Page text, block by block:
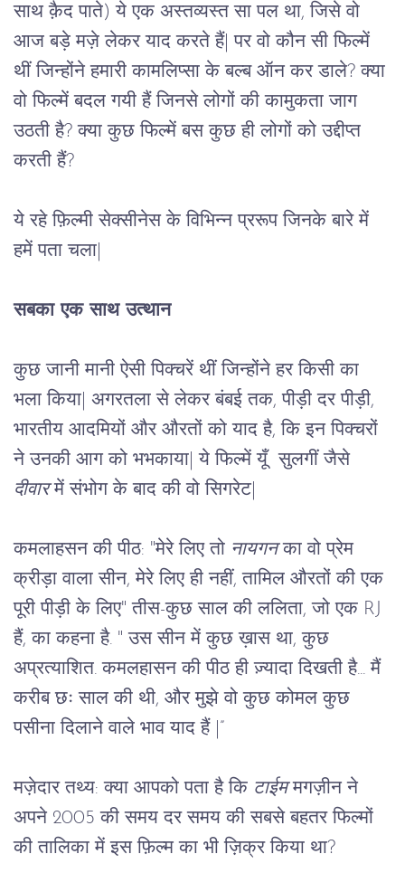
साथ क़ैद पाते) ये एक अस्तव्यस्त सा पल था, जिसे वो
आज बड़े मज़े लेकर याद करते हैं| पर वो कौन सी फिल्में
थीं जिन्होंने हमारी कामलिप्सा के बल्ब ऑन कर डाले? क्या
वो फिल्में बदल गयी हैं जिनसे लोगों की कामुकता जाग
उठती है? क्या कुछ फिल्में बस कुछ ही लोगों को उद्दीप्त
करती हैं?
ये रहे फ़िल्मी सेक्सीनेस के विभिन्न प्ररूप जिनके बारे में
हमें पता चला
सबका एक साथ उत्थान
कुछ जानी मानी ऐसी पिक्चरें थीं जिन्होंने हर किसी का
भला किया अगरतला से लेकर बंबई तक, पीड़ी दर पीड़ी,
भारतीय आदमियों और औरतों को याद है, कि इन पिक्चरों
ने उनकी आग को भभकाया ये फिल्में यूँ  सुलगीं जैसे
दीवार में संभोग के बाद की वो सिगरेट
कमलाहसन की पीठ: "मेरे लिए तो नायगन का वो प्रेम
क्रीड़ा वाला सीन, मेरे लिए ही नहीं, तामिल औरतों की एक
पूरी पीड़ी के लिए" तीस-कुछ साल की ललिता, जो एक RJ
हैं, का कहना है. " उस सीन में कुछ ख़ास था, कुछ
अप्रत्याशित. कमलहासन की पीठ ही ज़्यादा दिखती है... मैं
करीब छः साल की थी, और मुझे वो कुछ कोमल कुछ
पसीना दिलाने वाले भाव याद हैं |”
मज़ेदार तथ्य: क्या आपको पता है कि टाईम मगज़ीन ने
अपने 2005 की समय दर समय की सबसे बहतर फिल्मों
की तालिका में इस फ़िल्म का भी ज़िक्र किया था?